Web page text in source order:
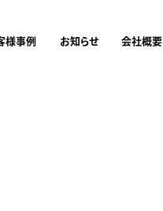
様事例 お知らせ 会社概要